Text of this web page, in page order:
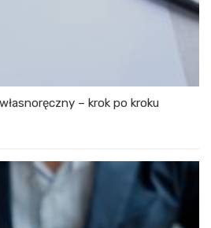
– krok po kroku